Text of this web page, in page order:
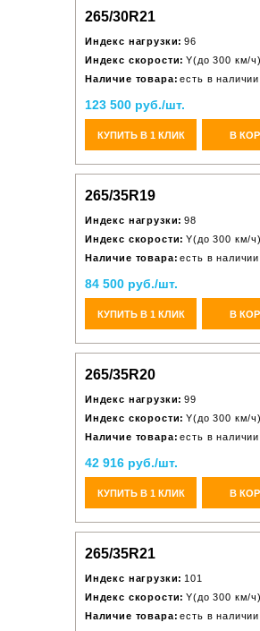
265/30R21
Индекс нагрузки: 96
Индекс скорости: Y(до 300 км/ч)
Наличие товара: есть в наличии
123 500 руб./шт.
КУПИТЬ В 1 КЛИК В
265/35R19
Индекс нагрузки: 98
Индекс скорости: Y(до 300 км/ч)
Наличие товара: есть в наличии
84 500 руб./шт.
КУПИТЬ В 1 КЛИК В
265/35R20
Индекс нагрузки: 99
Индекс скорости: Y(до 300 км/ч)
Наличие товара: есть в наличии
42 916 руб./шт.
КУПИТЬ В 1 КЛИК В
265/35R21
Индекс нагрузки: 101
Индекс скорости: Y(до 300 км/ч)
Наличие товара: есть в наличии